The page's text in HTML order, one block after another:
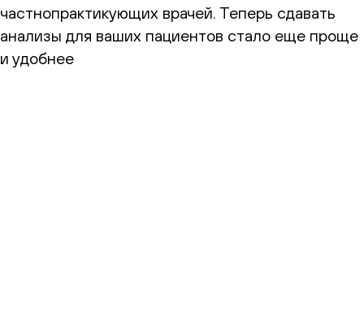
частнопрактикующих врачей. Теперь сдавать
анализы для ваших пациентов стало еще проще
и удобнее